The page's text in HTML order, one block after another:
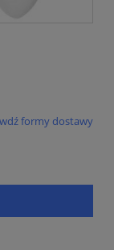
formy dostawy